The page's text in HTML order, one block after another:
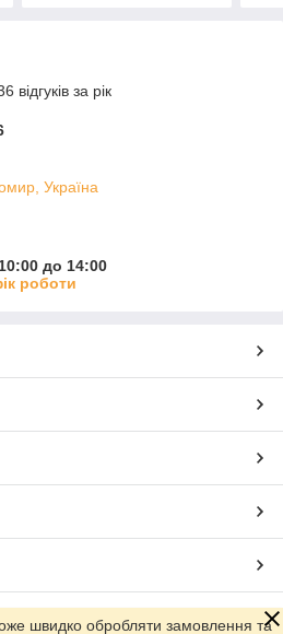
відгуків за рік
Україна
до 14:00
роботи
Prom.ua
швидко обробляти замовлення та